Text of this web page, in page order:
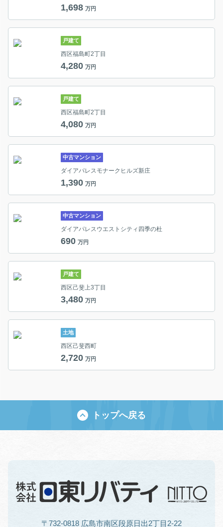
1,698 万円
戸建て
西区福島町2丁目
4,280 万円
戸建て
西区福島町2丁目
4,080 万円
中古マンション
ダイアパレスモナークヒルズ新庄
1,390 万円
中古マンション
ダイアパレスウエストシティ四季の杜
690 万円
戸建て
西区己斐上3丁目
3,480 万円
土地
西区己斐西町
2,720 万円
トップへ戻る
〒732-0818 広島市南区段原日出2丁目2-22